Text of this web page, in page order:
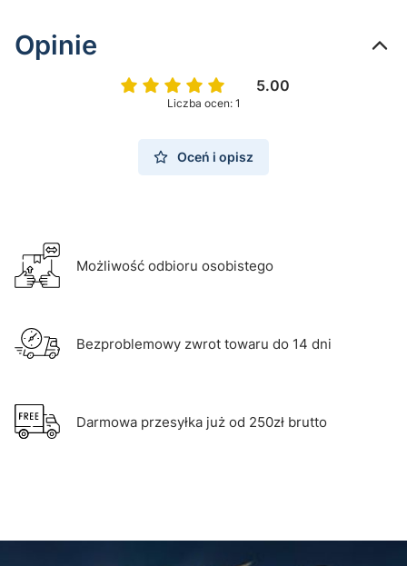
Opinie
5.00
Liczba ocen: 1
Oceń i opisz
Możliwość odbioru osobistego
Bezproblemowy zwrot towaru do 14 dni
Darmowa przesyłka już od 250zł brutto